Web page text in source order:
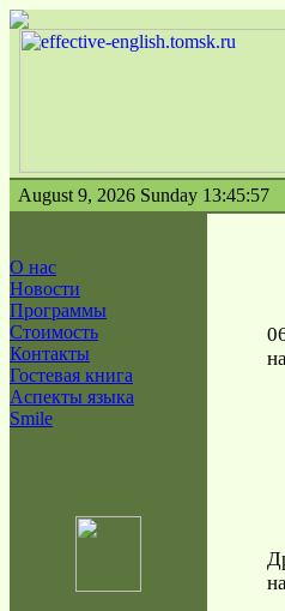
August 9, 2026 Sunday 13:45:57
О нас
Новости
Программы
Стоимость
Контакты
Гостевая книга
Аспекты языка
Smile